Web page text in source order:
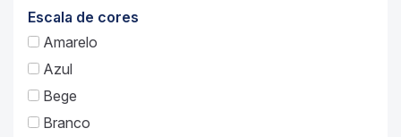
Escala de cores
Amarelo
Azul
Bege
Branco